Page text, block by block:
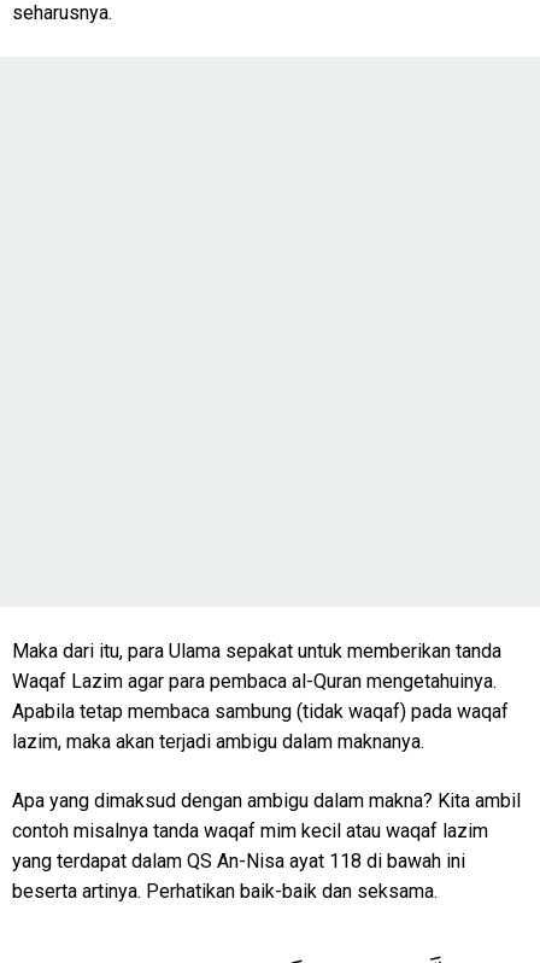
seharusnya.
Maka dari itu, para Ulama sepakat untuk memberikan tanda
Waqaf Lazim agar para pembaca al-Quran mengetahuinya.
Apabila tetap membaca sambung (tidak waqaf) pada waqaf
lazim, maka akan terjadi ambigu dalam maknanya.
Apa yang dimaksud dengan ambigu dalam makna? Kita ambil
contoh misalnya tanda waqaf mim kecil atau waqaf lazim
yang terdapat dalam QS An-Nisa ayat 118 di bawah ini
beserta artinya. Perhatikan baik-baik dan seksama.